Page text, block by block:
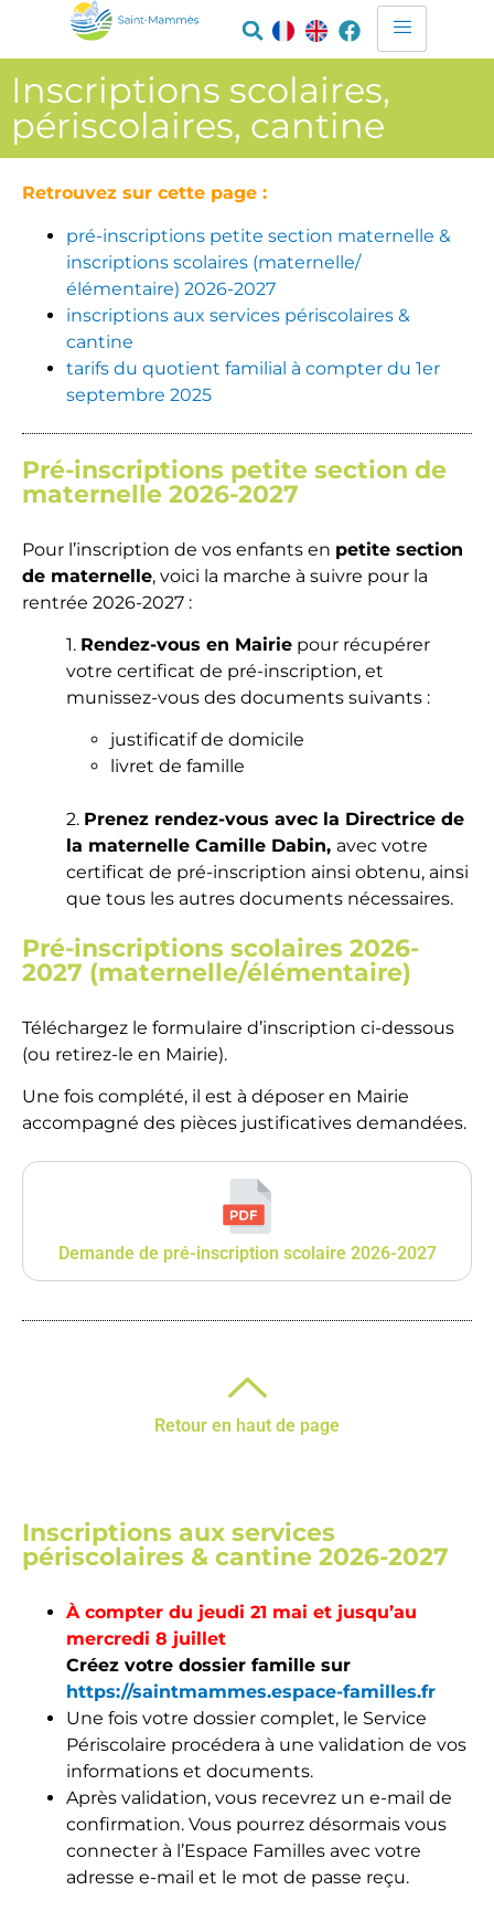
Inscriptions scolaires,
périscolaires, cantine
Retrouvez sur cette page :
pré-inscriptions petite section maternelle &
inscriptions scolaires (maternelle/
élémentaire) 2026-2027
inscriptions aux services périscolaires &
cantine
tarifs du quotient familial à compter du 1er
septembre 2025
Pré-inscriptions petite section de
maternelle 2026-2027
Pour l’inscription de vos enfants en petite section
de maternelle, voici la marche à suivre pour la
rentrée 2026-2027 :
1. Rendez-vous en Mairie pour récupérer
votre certificat de pré-inscription, et
munissez-vous des documents suivants :
justificatif de domicile
livret de famille
2. Prenez rendez-vous avec la Directrice de
la maternelle Camille Dabin, avec votre
certificat de pré-inscription ainsi obtenu, ainsi
que tous les autres documents nécessaires.
Pré-inscriptions scolaires 2026-
2027 (maternelle/élémentaire)
Téléchargez le formulaire d’inscription ci-dessous
(ou retirez-le en Mairie).
Une fois complété, il est à déposer en Mairie
accompagné des pièces justificatives demandées.
Demande de pré-inscription scolaire 2026-2027
Retour en haut de page
Inscriptions aux services
périscolaires & cantine 2026-2027
À compter du jeudi 21 mai et jusqu’au
mercredi 8 juillet
Créez votre dossier famille sur
https://saintmammes.espace-familles.fr
Une fois votre dossier complet, le Service
Périscolaire procédera à une validation de vos
informations et documents.
Après validation, vous recevrez un e-mail de
confirmation. Vous pourrez désormais vous
connecter à l’Espace Familles avec votre
adresse e-mail et le mot de passe reçu.